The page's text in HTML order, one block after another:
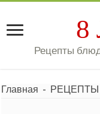
Рецепты
Главная - РЕЦЕПТЫ